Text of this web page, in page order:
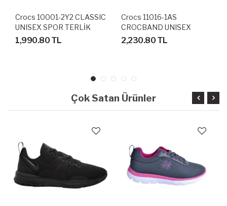
Crocs 10001-2Y2 CLASSIC
UNISEX SPOR TERLİK
SANDALET
1,990.80 TL
Crocs 11016-1AS
CROCBAND UNISEX
SANDALET TERLİK
2,230.80 TL
Çok Satan Ürünler